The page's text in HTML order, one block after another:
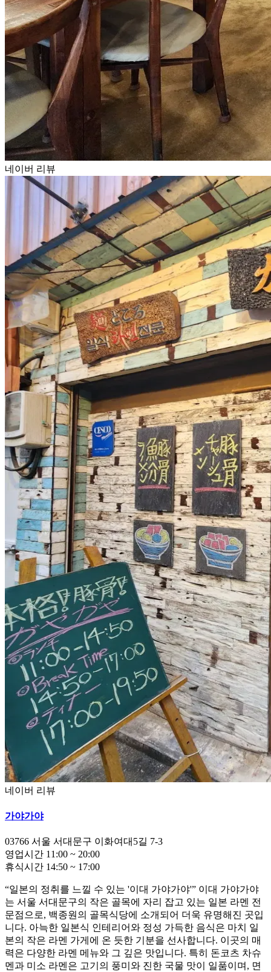
네이버 리뷰
네이버 리뷰
가야가야
03766 서울 서대문구 이화여대5길 7-3
영업시간 11:00 ~ 20:00
휴식시간 14:50 ~ 17:00
“일본의 정취를 느낄 수 있는 '이대 가야가야'” 이대 가야가야
는 서울 서대문구의 작은 골목에 자리 잡고 있는 일본 라멘 전
문점으로, 백종원의 골목식당에 소개되어 더욱 유명해진 곳입
니다. 아늑한 일본식 인테리어와 정성 가득한 음식은 마치 일
본의 작은 라멘 가게에 온 듯한 기분을 선사합니다. 이곳의 매
력은 다양한 라멘 메뉴와 그 깊은 맛입니다. 특히 돈코츠 차슈
멘과 미소 라멘은 고기의 풍미와 진한 국물 맛이 일품이며, 면